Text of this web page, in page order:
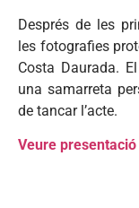
Després de les
les fotografies
Costa Daurada.
una samarreta
de tancar l’acte.
Veure presentació